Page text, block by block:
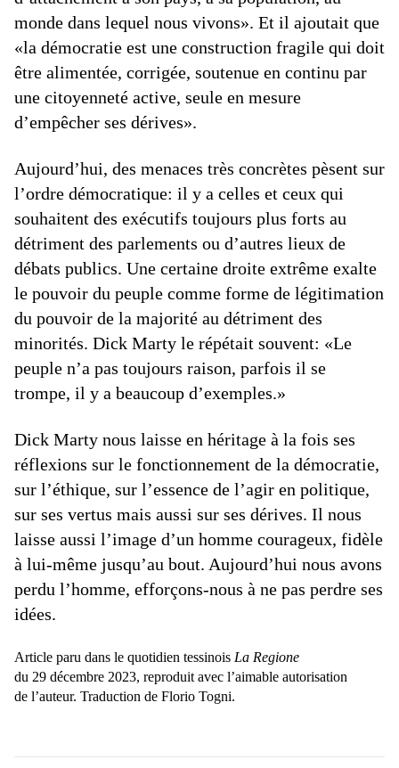
monde dans lequel nous vivons». Et il ajoutait que
«la démocratie est une construction fragile qui doit
être alimentée, corrigée, soutenue en continu par
une citoyenneté active, seule en mesure
d’empêcher ses dérives».
Aujourd’hui, des menaces très concrètes pèsent sur
l’ordre démocratique: il y a celles et ceux qui
souhaitent des exécutifs toujours plus forts au
détriment des parlements ou d’autres lieux de
débats publics. Une certaine droite extrême exalte
le pouvoir du peuple comme forme de légitimation
du pouvoir de la majorité au détriment des
minorités. Dick Marty le répétait souvent: «Le
peuple n’a pas toujours raison, parfois il se
trompe, il y a beaucoup d’exemples.»
Dick Marty nous laisse en héritage à la fois ses
réflexions sur le fonctionnement de la démocratie,
sur l’éthique, sur l’essence de l’agir en politique,
sur ses vertus mais aussi sur ses dérives. Il nous
laisse aussi l’image d’un homme courageux, fidèle
à lui-même jusqu’au bout. Aujourd’hui nous avons
perdu l’homme, efforçons-nous à ne pas perdre ses
idées.
Article paru dans le quotidien tessinois La Regione
du 29 décembre 2023, reproduit avec l’aimable autorisation
de l’auteur. Traduction de Florio Togni.